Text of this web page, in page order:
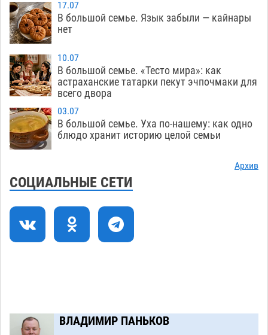
10:43
Астраханский суд встал на сторону МЧС в
споре за возврат униформы
10:02
На Всероссийской Спартакиаде астраханские
гандболисты уступили казанским «драконам»
07.08 230
09:25
Все пострадавшие при пожаре на
Краснодарской в Астрахани скончались
07.08
голове полицейского в сто тысяч рублей
Завтра астраханская жара вновь приблизится
к 40-градусному пределу
Астрахань, Ахтубинск и 6 поселений
17.07
В большой семье. Язык забыли — кайнары
нет
10.07
В большой семье. «Тесто мира»: как
астраханские татарки пекут эчпочмаки для
всего двора
03.07
В большой семье. Уха по-нашему: как одно
блюдо хранит историю целой семьи
Архив
СОЦИАЛЬНЫЕ СЕТИ
ВЛАДИМИР ПАНЬКОВ